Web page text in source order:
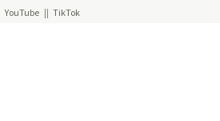
YouTube TikTok